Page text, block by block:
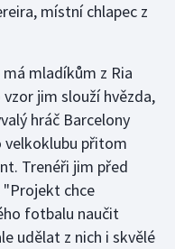
místní chlapec z
mladíkům z Ria
jim slouží hvězda,
hráč Barcelony
velkoklubu přitom
Trenéři jim před
chce
fotbalu naučit
udělat z nich i skvělé